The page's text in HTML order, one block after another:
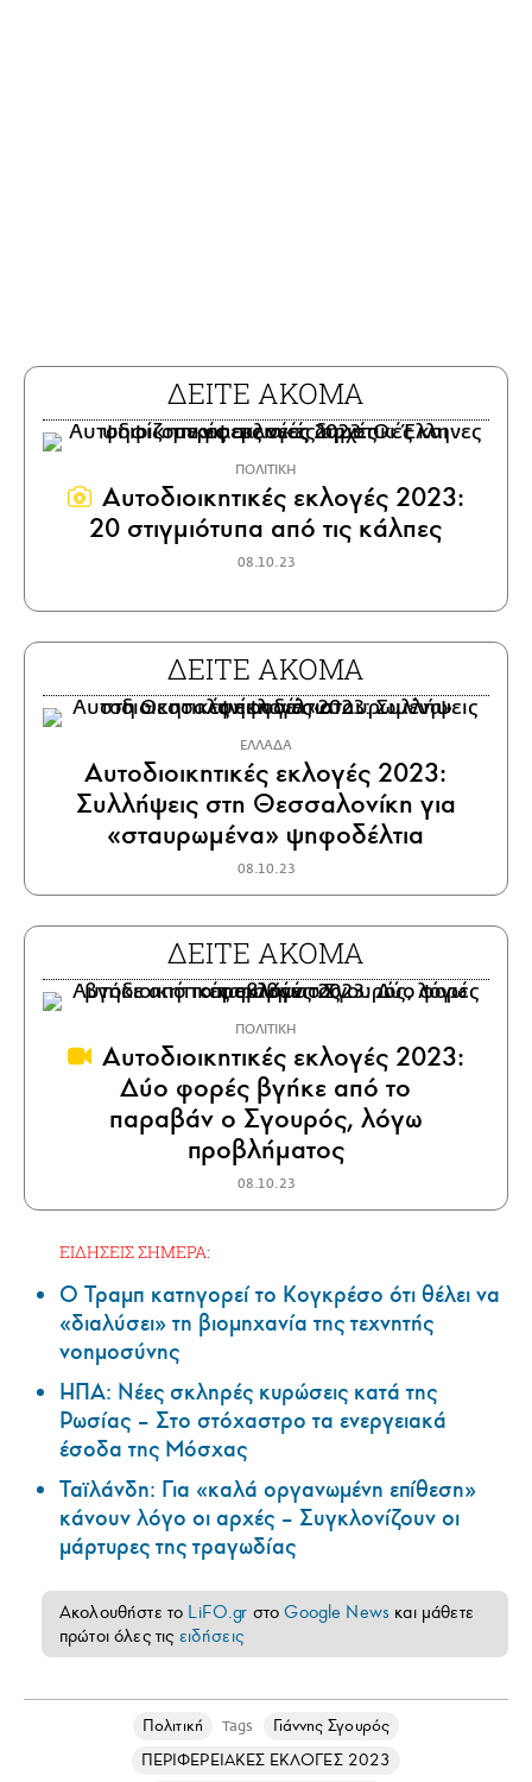
ΔΕΙΤΕ ΑΚΟΜΑ
ΠΟΛΙΤΙΚΗ
Αυτοδιοικητικές εκλογές 2023:
20 στιγμιότυπα από τις κάλπες
08.10.23
ΔΕΙΤΕ ΑΚΟΜΑ
ΕΛΛΑΔΑ
Αυτοδιοικητικές εκλογές 2023:
Συλλήψεις στη Θεσσαλονίκη για
«σταυρωμένα» ψηφοδέλτια
08.10.23
ΔΕΙΤΕ ΑΚΟΜΑ
ΠΟΛΙΤΙΚΗ
Αυτοδιοικητικές εκλογές 2023:
Δύο φορές βγήκε από το
παραβάν ο Σγουρός, λόγω
προβλήματος
08.10.23
ΕΙΔΗΣΕΙΣ ΣΗΜΕΡΑ:
Ο Τραμπ κατηγορεί το Κογκρέσο ότι θέλει να
«διαλύσει» τη βιομηχανία της τεχνητής
νοημοσύνης
ΗΠΑ: Nέες σκληρές κυρώσεις κατά της
Ρωσίας – Στο στόχαστρο τα ενεργειακά
έσοδα της Μόσχας
Ταϊλάνδη: Για «καλά οργανωμένη επίθεση»
κάνουν λόγο οι αρχές – Συγκλονίζουν οι
μάρτυρες της τραγωδίας
Ακολουθήστε το LiFO.gr στοGoogle News και μάθετε
πρώτοι όλες τις ειδήσεις
Πολιτική Tags
Γιάννης Σγουρός
ΠΕΡΙΦΕΡΕΙΑΚΕΣ ΕΚΛΟΓΕΣ 2023